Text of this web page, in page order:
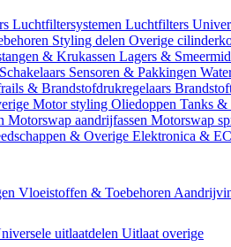
Luchtfiltersystemen Luchtfilters
Styling delen Overige
& Krukassen Lagers &
Sensoren & Pakkingen
& Brandstofdrukregelaars
Motor styling Oliedoppen Tanks &
Motorswap aandrijfassen Motorswap
& Overige Elektronica &
Vloeistoffen & Toebehoren
uitlaatdelen Uitlaat overige